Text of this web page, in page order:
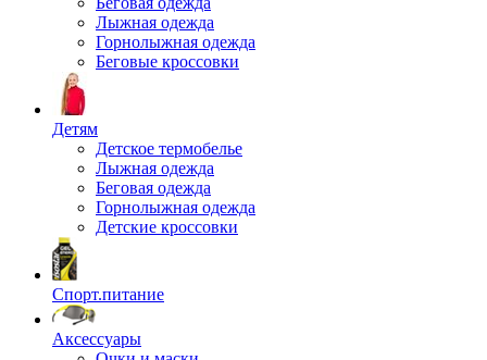
Лыжная одежда
Горнолыжная одежда
Беговые кроссовки
Детям
Детское термобелье
Лыжная одежда
Беговая одежда
Горнолыжная одежда
Детские кроссовки
Спорт.питание
Аксессуары